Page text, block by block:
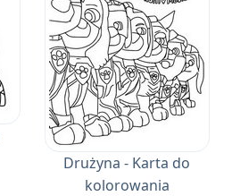
Drużyna - Karta do
kolorowania